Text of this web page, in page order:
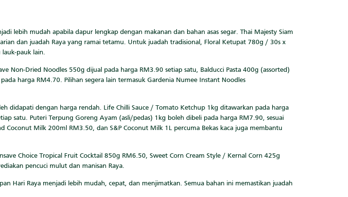
lebih mudah apabila dapur lengkap dengan makanan dan bahan asas segar. Thai Majesty Siam
dan juadah Raya yang ramai tetamu. Untuk juadah tradisional, Floral Ketupat 780g / 30s x
pauk lain.
Non-Dried Noodles 550g dijual pada harga RM3.90 setiap satu, Balducci Pasta 400g (assorted)
harga RM4.70. Pilihan segera lain termasuk Gardenia Numee Instant Noodles
didapati dengan harga rendah. Life Chilli Sauce / Tomato Ketchup 1kg ditawarkan pada harga
satu. Puteri Terpung Goreng Ayam (asli/pedas) 1kg boleh dibeli pada harga RM7.90, sesuai
Milk 200ml RM3.50, dan S&P Coconut Milk 1L percuma Bekas kaca juga membantu
Choice Tropical Fruit Cocktail 850g RM6.50, Sweet Corn Cream Style / Kernal Corn 425g
pencuci mulut dan manisan Raya.
Hari Raya menjadi lebih mudah, cepat, dan menjimatkan. Semua bahan ini memastikan juadah